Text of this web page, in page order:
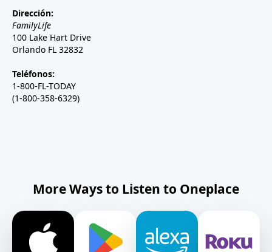
Dirección:
FamilyLife
100 Lake Hart Drive
Orlando FL 32832
Teléfonos:
1-800-FL-TODAY
(1-800-358-6329)
More Ways to Listen to Oneplace